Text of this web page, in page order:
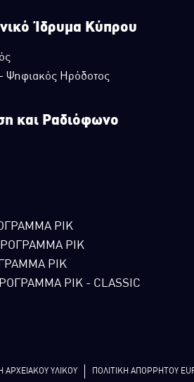
Ίδρυμα Κύπρου
Ψηφιακός Ηρόδοτος
και Ραδιόφωνο
ΡΙΚ
ΡΙΚ
ΡΙΚ
ΡΙΚ - CLASSIC
ΑΡΧΕΙΑΚΟΥ ΥΛΙΚΟΥ ΠΟΛΙΤΙΚΗ ΑΠΟΡΡΗΤΟΥ